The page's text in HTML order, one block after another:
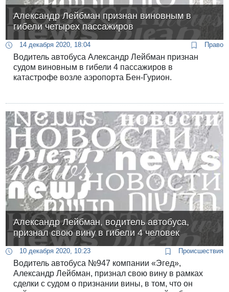
Александр Лейбман признан виновным в
гибели четырех пассажиров
14 декабря 2020, 18:04 Право
Водитель автобуса Александр Лейбман признан
судом виновным в гибели 4 пассажиров в
катастрофе возле аэропорта Бен-Гурион.
Александр Лейбман, водитель автобуса,
признал свою вину в гибели 4 человек
10 декабря 2020, 10:23 Происшествия
Водитель автобуса №947 компании «Эгед»,
Александр Лейбман, признал свою вину в рамках
сделки с судом о признании вины, в том, что он